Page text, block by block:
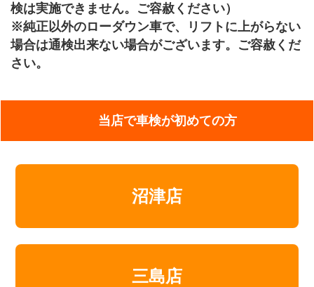
検は実施できません。ご容赦ください）
※純正以外のローダウン車で、リフトに上がらない
場合は通検出来ない場合がございます。ご容赦くだ
さい。
当店で車検が初めての方
沼津店
三島店